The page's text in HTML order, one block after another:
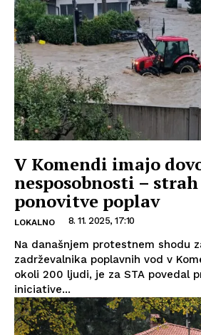
V Komendi imajo
nesposobnosti –
ponovitve poplav
LOKALNO 8. 11. 2025, 17:10
Na današnjem protestnem shodu
zadrževalnika poplavnih vod v
okoli 200 ljudi, je za STA povedal
iniciative...